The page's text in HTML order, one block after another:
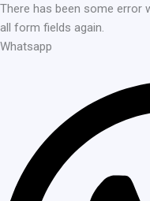
There has been some error
all form fields again.
Whatsapp